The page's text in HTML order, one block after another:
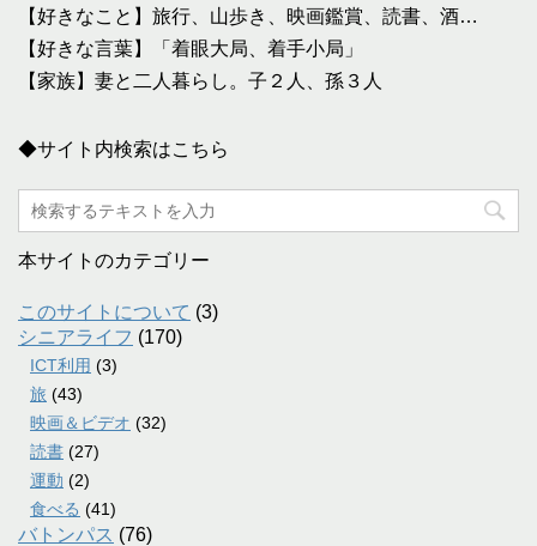
【好きなこと】旅行、山歩き、映画鑑賞、読書、酒…
【好きな言葉】「着眼大局、着手小局」
【家族】妻と二人暮らし。子２人、孫３人
◆サイト内検索はこちら
本サイトのカテゴリー
このサイトについて (3)
シニアライフ (170)
ICT利用 (3)
旅 (43)
映画＆ビデオ (32)
読書 (27)
運動 (2)
食べる (41)
バトンパス (76)